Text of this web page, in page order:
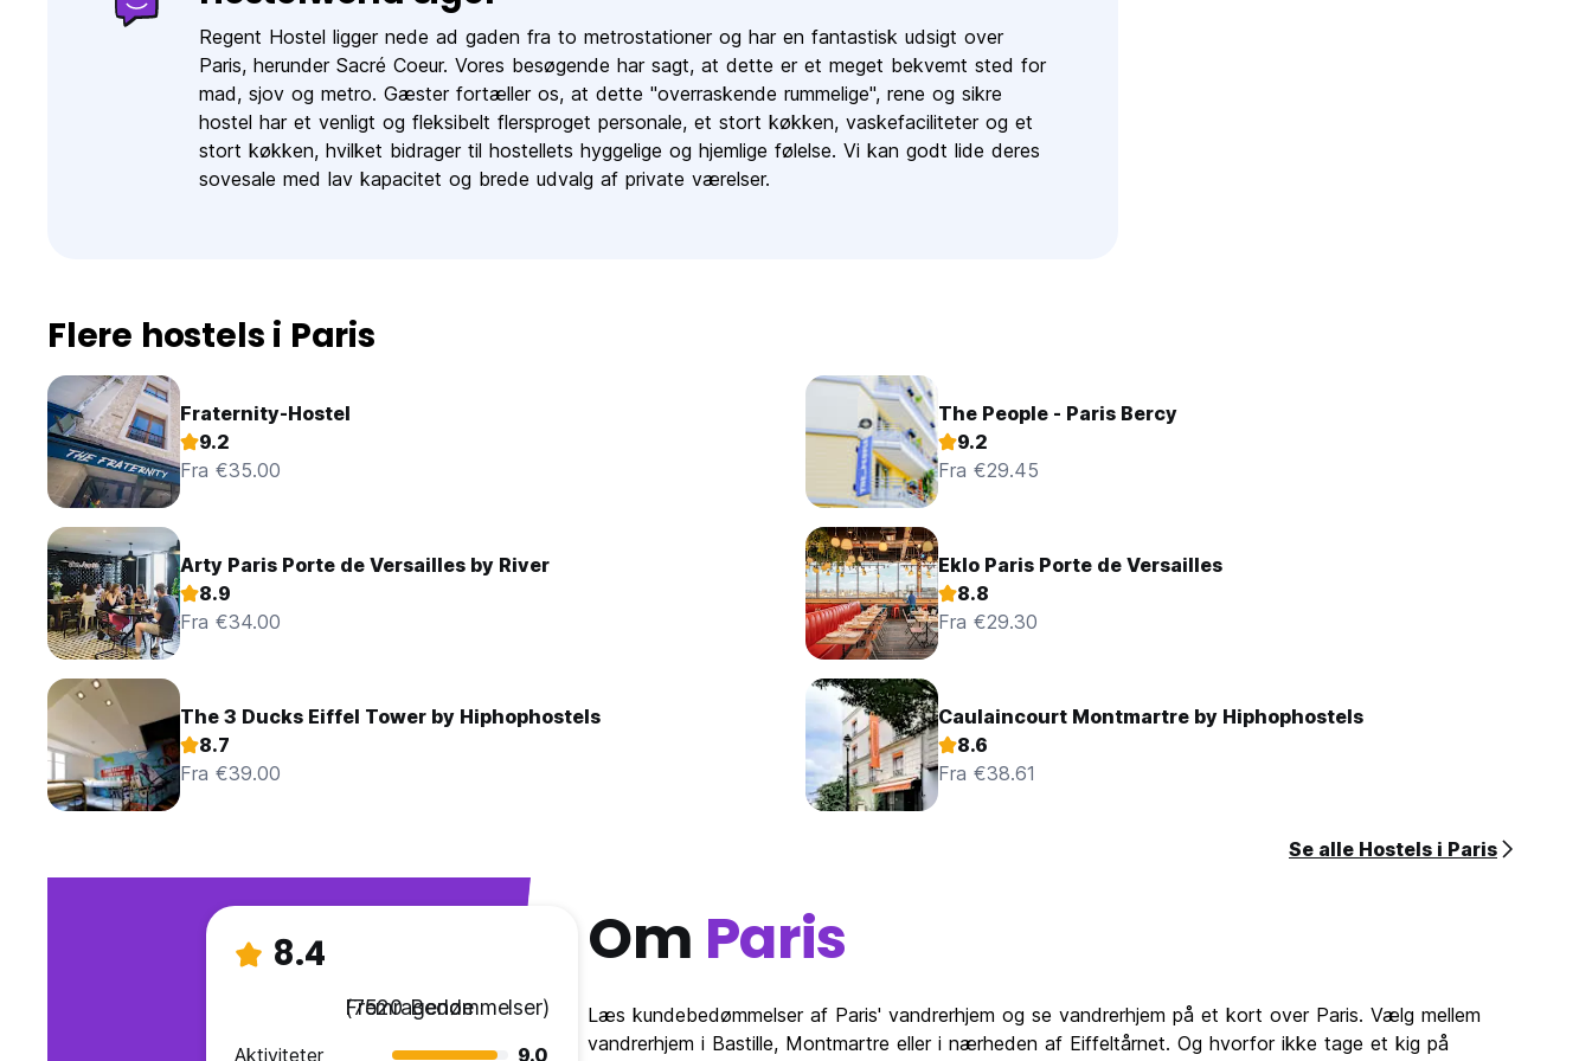
Betaling skal g?res ved ankomsten til LE REGENT
Check-in tid kl.11:00
Gratis opbevaringsrum
L?g m?rke til at v?relserne som vender ud mod Sacre Coeur
er underlagt et s?rligt forbehold
Regent Hostel ligger nede ad gaden fra to metrostationer og har en fantastisk udsigt over
Paris, herunder Sacré Coeur. Vores besøgende har sagt, at dette er et meget bekvemt sted for
mad, sjov og metro. Gæster fortæller os, at dette "overraskende rummelige", rene og sikre
hostel har et venligt og fleksibelt flersproget personale, et stort køkken, vaskefaciliteter og et
stort køkken, hvilket bidrager til hostellets hyggelige og hjemlige følelse. Vi kan godt lide deres
sovesale med lav kapacitet og brede udvalg af private værelser.
Flere hostels i Paris
Fraternity-Hostel
9.2
Fra €35.00
The People - Paris Bercy
9.2
Fra €29.45
Arty Paris Porte de Versailles by River
8.9
Fra €34.00
Eklo Paris Porte de Versailles
8.8
Fra €29.30
The 3 Ducks Eiffel Tower by Hiphophostels
8.7
Fra €39.00
Caulaincourt Montmartre by Hiphophostels
8.6
Fra €38.61
Se alle Hostels i Paris
8.4
Fremragende
(7520 Bedømmelser)
Aktiviteter 9.0
Om Paris
Læs kundebedømmelser af Paris' vandrerhjem og se vandrerhjem på et kort over Paris. Vælg mellem
vandrerhjem i Bastille, Montmartre eller i nærheden af ​​Eiffeltårnet. Og hvorfor ikke tage et kig på